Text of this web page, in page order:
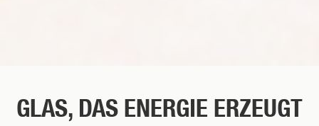
GLAS, DAS ENERGIE ERZEUGT